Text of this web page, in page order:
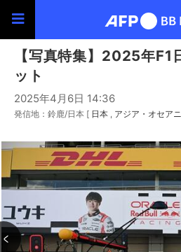
【写真特集】2025年F1
ット
2025年4月6日 14:36
発信地：鈴鹿/日本 [ 日本 アジア・オセア